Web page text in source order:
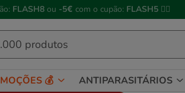
brinquedos refrescantes e muito mais!🌞
💰 ANTIPARASITÁRIOS